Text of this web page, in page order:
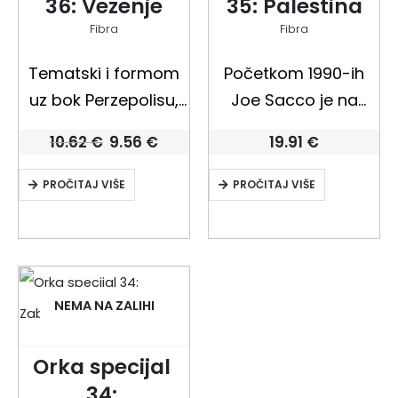
36: Vezenje
Fibra
Tematski i formom
uz bok Perzepolisu,
jedinstvenim djelom
ujedinjuje ženski glas
čitave palete
generacija iranskih
druženjima
Satrapijevih, kada svi
se…
10.62€ Izvorna
bila
je:
10.62 €.
9.56 €Trenutna
PROČITAJ VIŠE
35: Palestina
Fibra
Početkom 1990-ih
Joe Sacco je na
posjetio Zapadnu
Obalu i Pojas Gaze
kako bi obavio više
od 100 intervjua s
19.91 €
PROČITAJ VIŠE
NEMA NA ZALIHI
Orka specijal